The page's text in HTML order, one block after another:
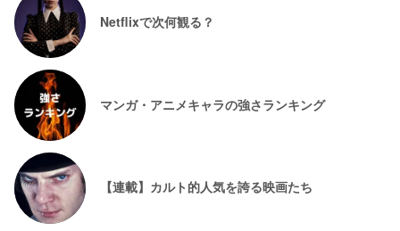
Netflixで次何観る？
マンガ・アニメキャラの強さランキング
【連載】カルト的人気を誇る映画たち